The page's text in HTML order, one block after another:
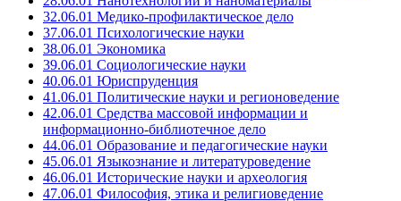
32.06.01 Медико-профилактическое дело
37.06.01 Психологические науки
38.06.01 Экономика
39.06.01 Социологические науки
40.06.01 Юриспруденция
41.06.01 Политические науки и регионоведение
42.06.01 Средства массовой информации и
информационно-библиотечное дело
44.06.01 Образование и педагогические науки
45.06.01 Языкознание и литературоведение
46.06.01 Исторические науки и археология
47.06.01 Философия, этика и религиоведение